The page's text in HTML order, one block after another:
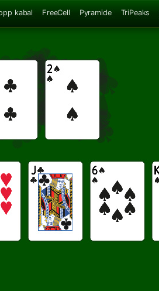
kabal FreeCell Pyramide TriPeaks